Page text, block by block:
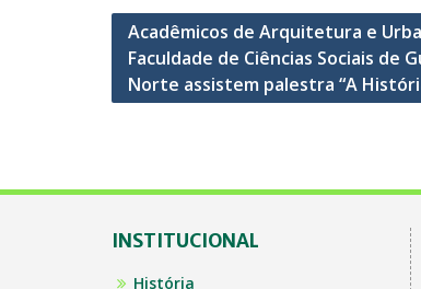
Navegação
de
Post
Acadêmicos de Arquitetura e
Faculdade de Ciências Sociais de
Norte assistem palestra “A
INSTITUCIONAL
História